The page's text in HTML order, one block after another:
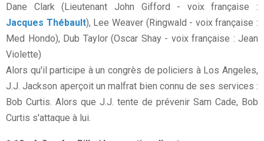
Dane Clark (Lieutenant John Gifford - voix française :
Jacques Thébault), Lee Weaver (Ringwald - voix française :
Med Hondo), Dub Taylor (Oscar Shay - voix française : Jean
Violette)
Alors qu'il participe à un congrès de policiers à Los Angeles,
J.J. Jackson aperçoit un malfrat bien connu de ses services :
Bob Curtis. Alors que J.J. tente de prévenir Sam Cade, Bob
Curtis s'attaque à lui.